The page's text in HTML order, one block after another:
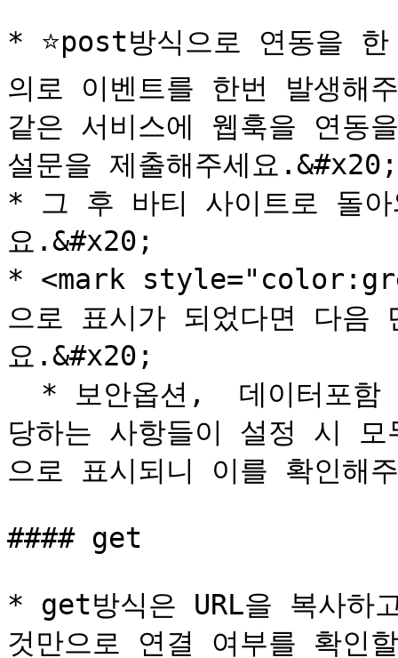
* ⭐post방식으로 연동을
의로 이벤트를 한번 발생
같은 서비스에 웹훅을 연동
설문을 제출해주세요.&#x20;
* 그 후 바티 사이트로 돌아
요.&#x20;
* <mark
으로 표시가 되었다면 다음
요.&#x20;
당하는 사항들이 설정 시
으로 표시되니 이를 확인해
#### get
* get방식은 URL을 복사하
것만으로 연결 여부를 확인